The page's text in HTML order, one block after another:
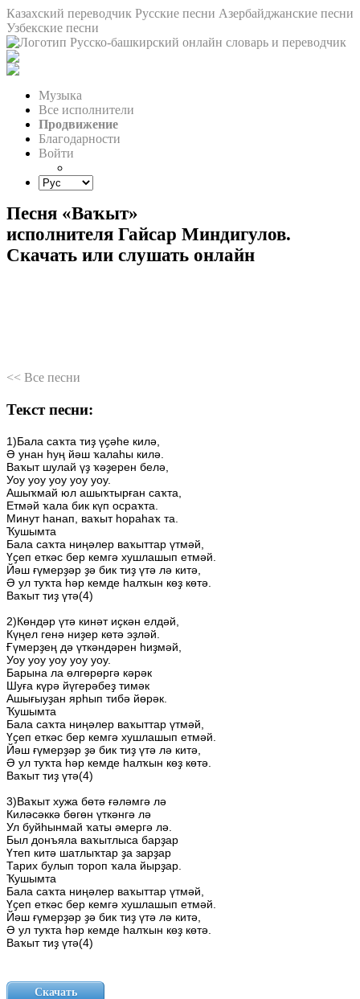
Казахский переводчик Русские песни Азербайджанские песни
Узбекские песни
Музыка
Все исполнители
Продвижение
Благодарности
Войти
Песня «Ваҡыт»
исполнителя Гайсар Миндигулов.
Скачать или слушать онлайн
<< Все песни
Текст песни:
1)Бала саҡта тиҙ үҫәһе килә,
Ә унан һуң йәш ҡалаһы килә.
Ваҡыт шулай үҙ ҡәҙерен белә,
Уоу уоу уоу уоу уоу.
Ашыҡмай юл ашыҡтырған саҡта,
Етмәй ҡала бик күп осраҡта.
Минут һанап, ваҡыт һораһаҡ та.
Ҡушымта
Бала саҡта ниңәлер ваҡыттар үтмәй,
Үҫеп еткәс бер кемгә хушлашып етмәй.
Йәш ғүмерҙәр ҙә бик тиҙ үтә лә китә,
Ә ул туҡта һәр кемде һалҡын көҙ көтә.
Ваҡыт тиҙ үтә(4)
2)Көндәр үтә кинәт иҫкән елдәй,
Күңел генә ниҙер көтә эҙләй.
Ғүмерҙең дә үткәндәрен һиҙмәй,
Уоу уоу уоу уоу уоу.
Барына ла өлгөрөргә кәрәк
Шуға күрә йүгерәбеҙ тимәк
Ашығыуҙан ярһып тибә йөрәк.
Ҡушымта
Бала саҡта ниңәлер ваҡыттар үтмәй,
Үҫеп еткәс бер кемгә хушлашып етмәй.
Йәш ғүмерҙәр ҙә бик тиҙ үтә лә китә,
Ә ул туҡта һәр кемде һалҡын көҙ көтә.
Ваҡыт тиҙ үтә(4)
3)Ваҡыт хужа бөтә ғәләмгә лә
Киләсәккә бөгөн үткәнгә лә
Ул буйһынмай ҡаты әмергә лә.
Был донъяла ваҡытлыса барҙар
Үтеп китә шатлыҡтар ҙа зарҙар
Тарих булып тороп ҡала йырҙар.
Ҡушымта
Бала саҡта ниңәлер ваҡыттар үтмәй,
Үҫеп еткәс бер кемгә хушлашып етмәй.
Йәш ғүмерҙәр ҙә бик тиҙ үтә лә китә,
Ә ул туҡта һәр кемде һалҡын көҙ көтә.
Ваҡыт тиҙ үтә(4)
Скачать